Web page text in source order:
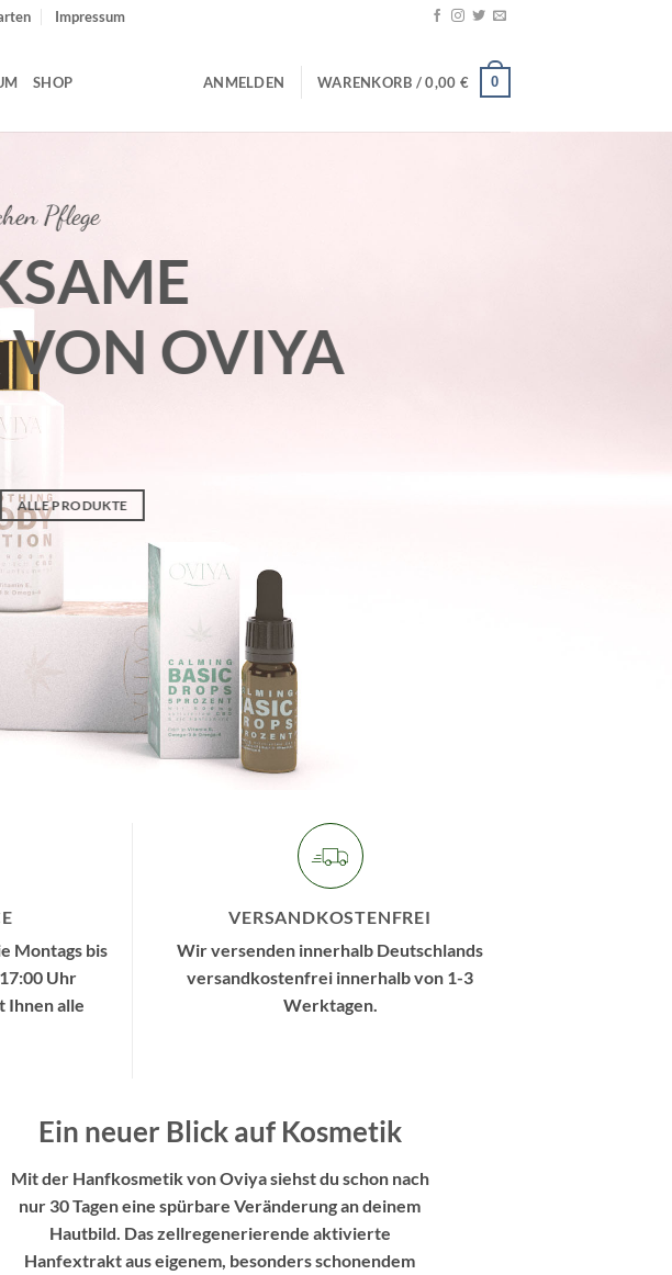
Impressum
SHOP ANMELDEN WARENKORB /0,00 € 0
Pflege
OVIYA
ALLE PRODUKTE
Montags bis
Uhr
Ihnen alle
VERSANDKOSTENFREI
Wir versenden innerhalb Deutschlands
versandkostenfrei innerhalb von 1-3
Werktagen.
Ein neuer Blick auf Kosmetik
Mit der Hanfkosmetik von Oviya siehst du schon nach
nur 30 Tagen eine spürbare Veränderung an deinem
Hautbild. Das zellregenerierende aktivierte
Hanfextrakt aus eigenem, besonders schonendem